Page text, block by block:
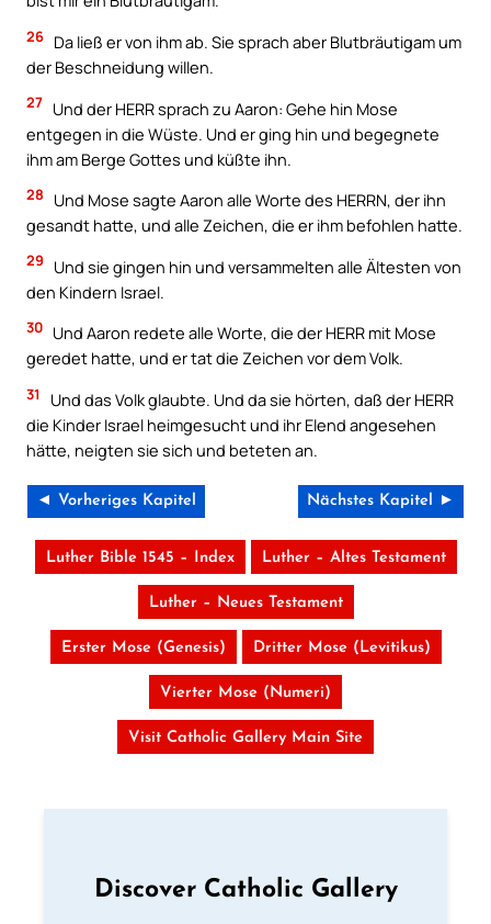
26 Da ließ er von ihm ab. Sie sprach aber Blutbräutigam um
der Beschneidung willen.
27 Und der HERR sprach zu Aaron: Gehe hin Mose
entgegen in die Wüste. Und er ging hin und begegnete
ihm am Berge Gottes und küßte ihn.
28
Und Mose sagte Aaron alle Worte des HERRN, der ihn
gesandt hatte, und alle Zeichen, die er ihm befohlen hatte.
29
Und sie gingen hin und versammelten alle Ältesten von
den Kindern Israel.
30 Und Aaron redete alle Worte, die der HERR mit Mose
geredet hatte, und er tat die Zeichen vor dem Volk.
31
Und das Volk glaubte. Und da sie hörten, daß der HERR
die Kinder Israel heimgesucht und ihr Elend angesehen
hätte, neigten sie sich und beteten an.
◄ Vorheriges Kapitel Nächstes Kapitel ►
Luther Bible 1545 – Index Luther – Altes Testament
Luther – Neues Testament
Erster Mose (Genesis) Dritter Mose (Levitikus)
Vierter Mose (Numeri)
Visit Catholic Gallery Main Site
Discover Catholic Gallery